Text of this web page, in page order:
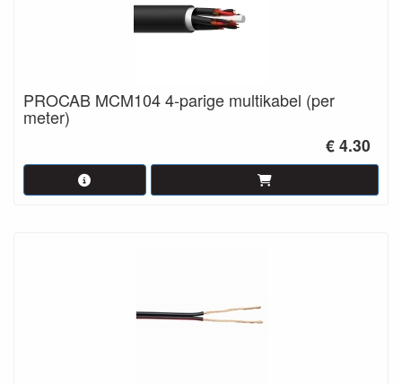
PROCAB MCM104 4-parige multikabel (per
meter)
€ 4.30